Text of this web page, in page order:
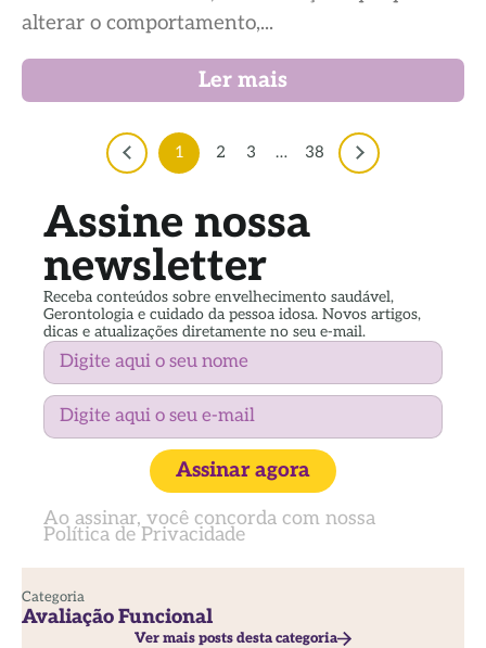
alterar o comportamento,...
Ler mais
1 2 3 … 38
Assine nossa
newsletter
Receba conteúdos sobre envelhecimento saudável,
Gerontologia e cuidado da pessoa idosa. Novos artigos,
dicas e atualizações diretamente no seu e-mail.
Assinar agora
Ao assinar, você concorda com nossa
Política de Privacidade
Categoria
Avaliação Funcional
Ver mais posts desta categoria